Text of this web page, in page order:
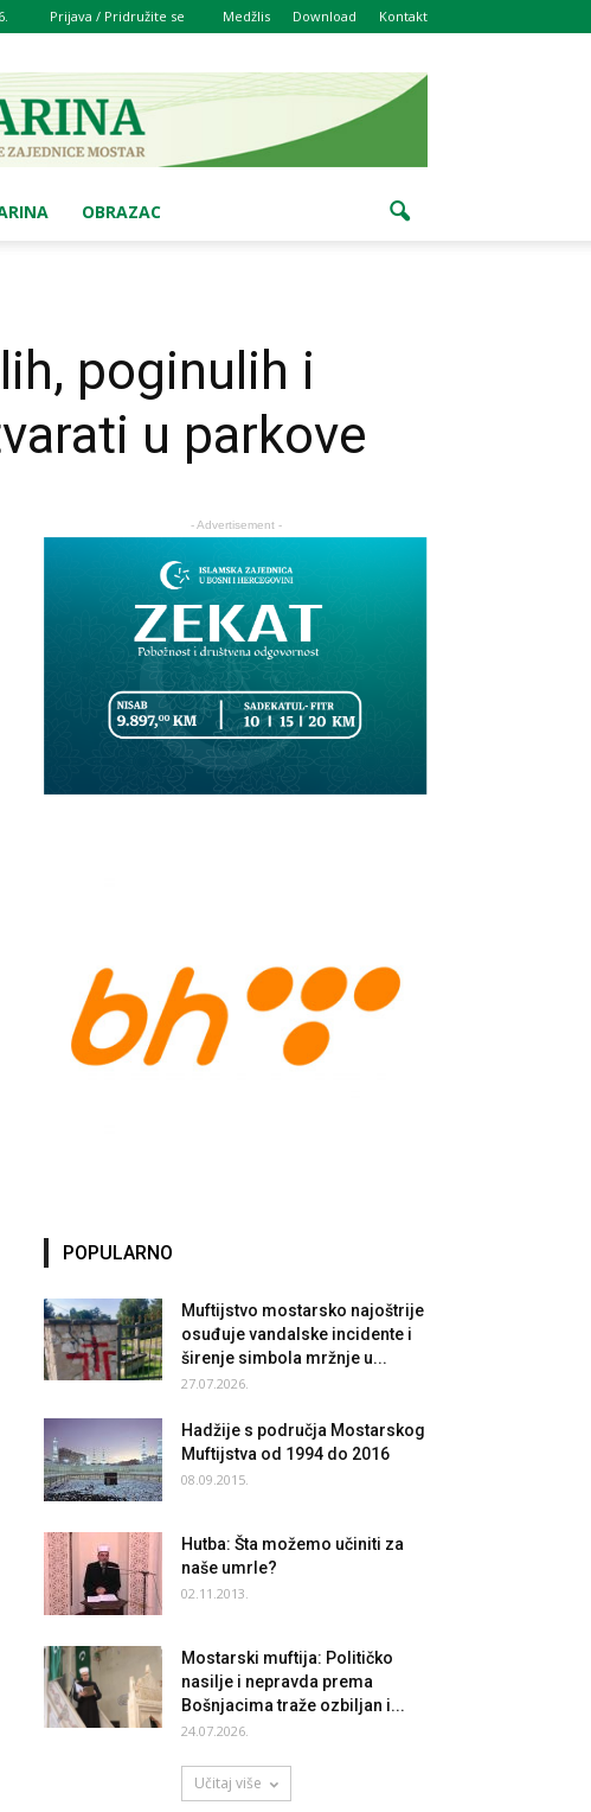
Prijava / Pridružite se Medžlis Download Kontakt
OBRAZAC
poginulih i
u parkove
- Advertisement -
POPULARNO
Muftijstvo mostarsko najoštrije
osuđuje vandalske incidente i
širenje simbola mržnje u...
27.07.2026.
Hadžije s područja Mostarskog
Muftijstva od 1994 do 2016
08.09.2015.
Hutba: Šta možemo učiniti za
naše umrle?
02.11.2013.
Mostarski muftija: Političko
nasilje i nepravda prema
Bošnjacima traže ozbiljan i...
24.07.2026.
Učitaj više